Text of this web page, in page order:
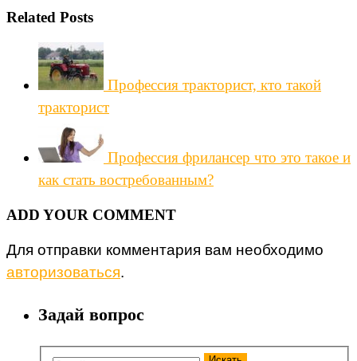
Related Posts
Профессия тракторист, кто такой
тракторист
Профессия фрилансер что это такое и
как стать востребованным?
ADD YOUR COMMENT
Для отправки комментария вам необходимо
авторизоваться.
Задай вопрос